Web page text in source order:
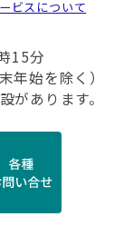
ビスについて
15分
年始を除く）
あります。